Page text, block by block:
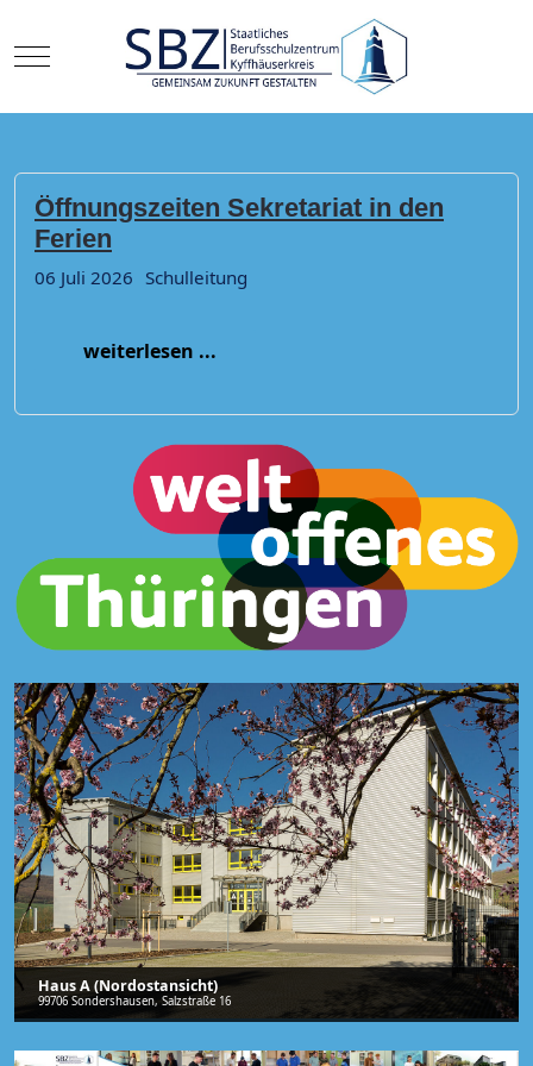
Mobile Menu Toggle
Öffnungszeiten Sekretariat in den
Ferien
06 Juli 2026 Schulleitung
weiterlesen ...
Haus A (Nordostansicht)
99706 Sondershausen, Salzstraße 16